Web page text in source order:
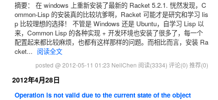
摘要： 在 windows 上重新安装了最新的 Racket 5.2.1. 恍然发现，C
ommon-Lisp 的安装真的比较坑爹啊，Racket 可能才是研究和学习 lis
p 比较理想的选择！ 不管是 Windows 还是 Ubuntu，自学习 Lisp 以
来，Common Lisp 的各种实现 + 开发环境也安装了很多了，每一个
配置起来都比较麻烦，也都有这样那样的问题。而相比而言，安装 Ra
cket... 阅读全文
posted @ 2012-05-11 01:23 NeilChen 阅读(3334) 评论(0) 推荐(0)
2012年4月28日
Operation is not valid due to the current state of the object